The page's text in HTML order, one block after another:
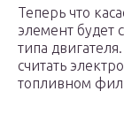
Теперь что
элемент будет
типа
считать
топливном